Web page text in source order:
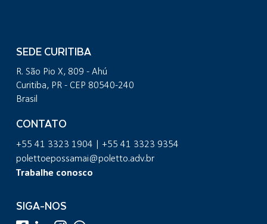
SEDE CURITIBA
R. São Pio X, 809 - Ahú
Curitiba, PR - CEP 80540-240
Brasil
CONTATO
+55 41 3323 1904 | +55 41 3323 9354
polettoepossamai@poletto.adv.br
Trabalhe conosco
SIGA-NOS